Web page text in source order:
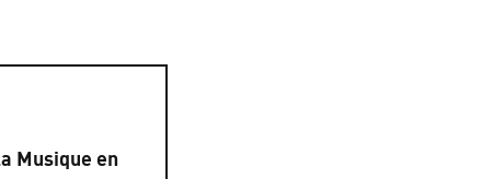
Musique en